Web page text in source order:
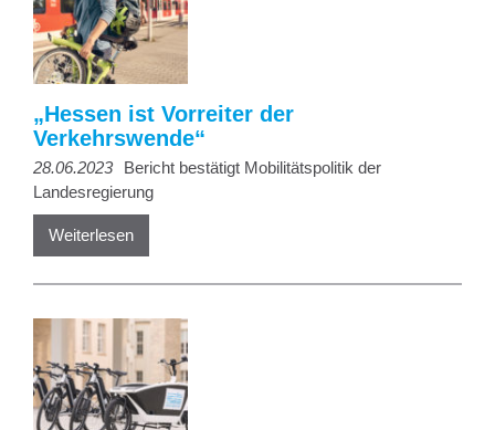
„Hessen ist Vorreiter der
Verkehrswende“
28.06.2023
Bericht bestätigt Mobilitätspolitik der
Landesregierung
Weiterlesen